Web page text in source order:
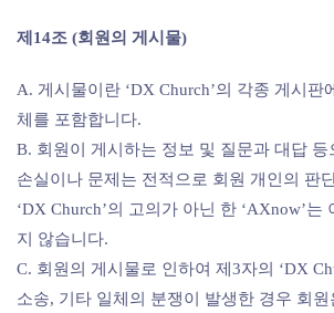
제14조 (회원의 게시물)
A. 게시물이란 ‘DX Church’의 각종 게시판
체를 포함합니다.
B. 회원이 게시하는 정보 및 질문과 대답 등
손실이나 문제는 전적으로 회원 개인의 판
‘DX Church’의 고의가 아닌 한 ‘AXnow’는
지 않습니다.
C. 회원의 게시물로 인하여 제3자의 ‘DX
소송, 기타 일체의 분쟁이 발생한 경우 회